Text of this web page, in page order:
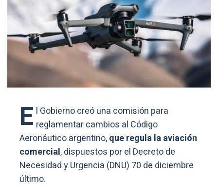
E l Gobierno creó una comisión para
reglamentar cambios al Código
Aeronáutico argentino,que regula la aviación
comercial, dispuestos por el Decreto de
Necesidad y Urgencia (DNU) 70 de diciembre
último.